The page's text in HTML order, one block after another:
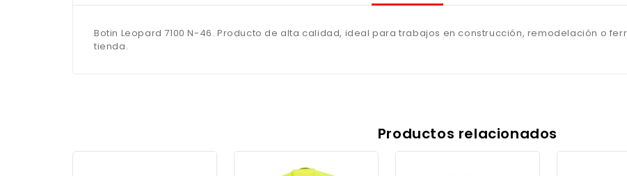
Botin Leopard 7100 N-46. Producto de alta calidad, ideal para trabajos en construcción, remodelación o
tienda.
Productos relacionados